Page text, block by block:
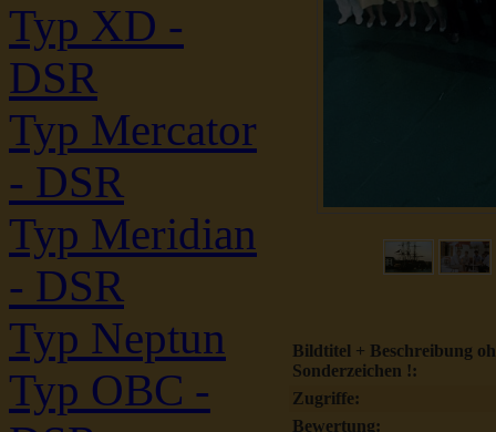
Typ XD -
DSR
Typ Mercator
- DSR
Typ Meridian
- DSR
Typ Neptun
Typ OBC -
Bildtitel + Beschreibung
Sonderzeichen !:
Zugriffe:
Bewertung: